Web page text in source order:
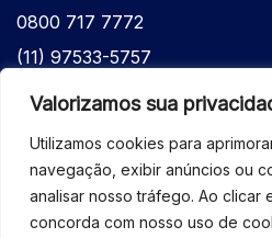
Valorizamos sua
Utilizamos cookies para
navegação, exibir anúncios ou
analisar nosso tráfego. Ao clicar
concorda com nosso uso de
0800 717 7772
(11) 97533-5757
(62) 98610-7777